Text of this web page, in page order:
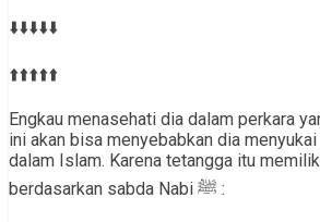
⬇️⬇️⬇️⬇️⬇️
⬆️⬆️⬆️⬆️⬆️
Engkau menasehati dia dalam perkara
ini akan bisa menyebabkan dia
dalam Islam. Karena tetangga itu
berdasarkan sabda Nabi ﷺ :